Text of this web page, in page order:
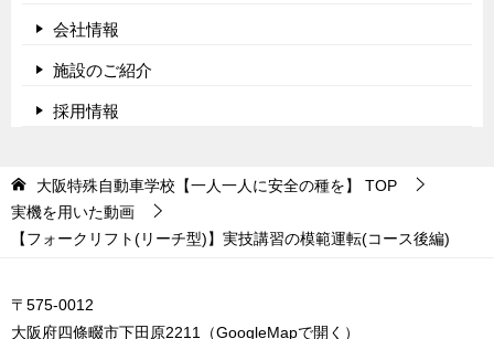
会社情報
施設のご紹介
採用情報
大阪特殊自動車学校【一人一人に安全の種を】
TOP
実機を用いた動画
【フォークリフト(リーチ型)】実技講習の模範運転(コース後編)
〒575-0012
大阪府四條畷市下田原2211（GoogleMapで開く ）